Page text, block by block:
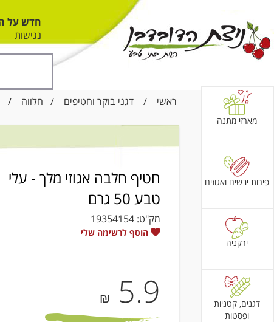
חדש על
נגישות
ראשי / דגני בוקר וחטיפים / חלווה /
מארזי מתנה
פירות יבשים ואגוזים
ירקניה
דגנים, קטניות
ופסטות
חטיף חלבה אגוזי מלך - עלי
טבע 50 גרם
מק"ט: 19354154
הוסף לרשימה שלי
5.9
₪